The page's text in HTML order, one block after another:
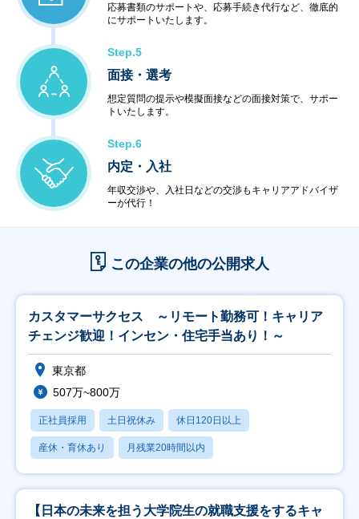
応募書類のサポートや、応募手続き代行など、徹底的
にサポートいたします。
Step.5
面接・選考
想定質問の提示や模擬面接などの面接対策で、サポー
トいたします。
Step.6
内定・入社
年収交渉や、入社日などの交渉もキャリアアドバイザ
ーが代行！
この企業の他の公開求人
カスタマーサクセス ～リモート勤務可！キャリア
チェンジ歓迎！インセン・住宅手当あり！～
東京都
507万~800万
正社員採用 土日祝休み 休日120日以上
産休・育休あり 月残業20時間以内
【日本の未来を担う大学院生の就職支援をするキャ